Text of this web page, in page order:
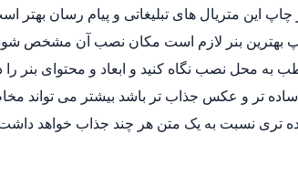
این متریال های تبلیغاتی و پیام رسان بهتر
بهترین بنر لازم است مکان نصب آن مشخص شود
به محل نصب نگاه کنید و ابعاد و محتوای بنر را
تر و عکس جذاب تر باشد بیشتر می تواند
تری نسبت به یک متن هر چند جذاب خواهد